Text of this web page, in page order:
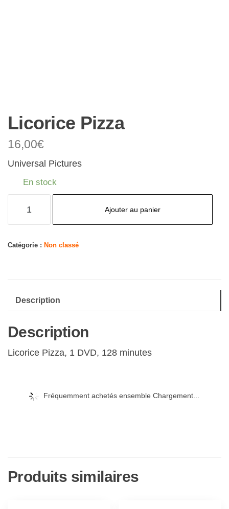
Licorice Pizza
16,00€
Universal Pictures
En stock
Pizza
Ajouter au panier
Catégorie : Non classé
Description
Description
Licorice Pizza, 1 DVD, 128 minutes
Fréquemment achetés ensemble Chargement...
Produits similaires